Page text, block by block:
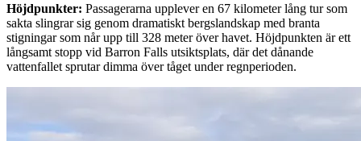
Höjdpunkter: Passagerarna upplever en 67 kilometer lång tur som
sakta slingrar sig genom dramatiskt bergslandskap med branta
stigningar som når upp till 328 meter över havet. Höjdpunkten är ett
långsamt stopp vid Barron Falls utsiktsplats, där det dånande
vattenfallet sprutar dimma över tåget under regnperioden.